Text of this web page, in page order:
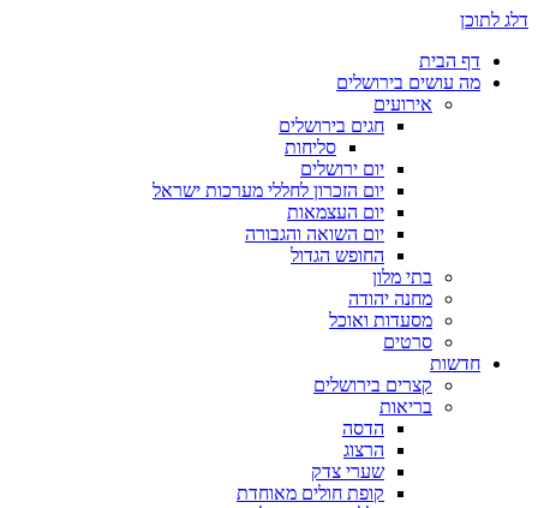
דלג לתוכן
דף הבית
מה עושים בירושלים
אירועים
חגים בירושלים
סליחות
יום ירושלים
יום הזכרון לחללי מערכות ישראל
יום העצמאות
יום השואה והגבורה
החופש הגדול
בתי מלון
מחנה יהודה
מסעדות ואוכל
סרטים
חדשות
קצרים בירושלים
בריאות
הדסה
הרצוג
שערי צדק
קופת חולים מאוחדת